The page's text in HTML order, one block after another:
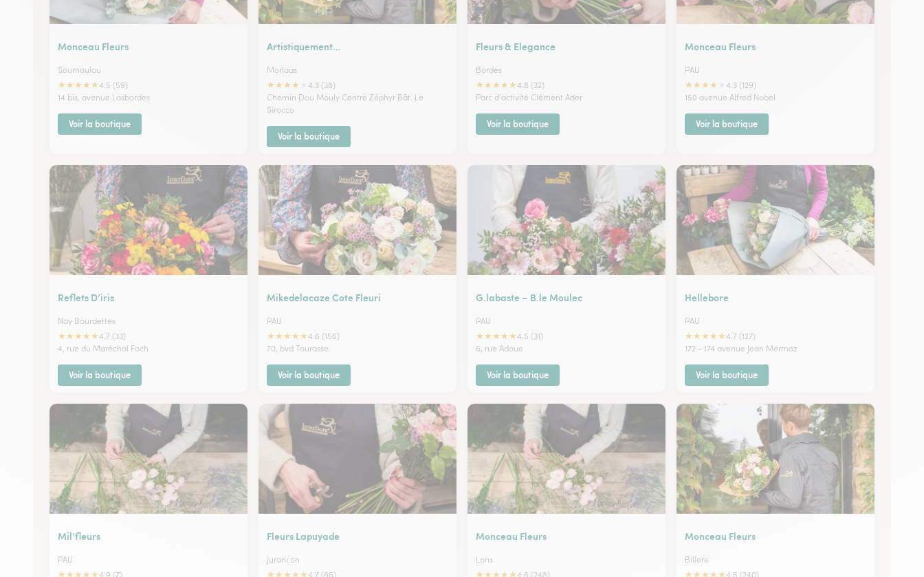
Monceau Fleurs
Soumoulou
★★★★★4.5 (59)
14 bis, avenue Lasbordes
Voir la boutique
Artistiquement…
Morlaas
★★★★
4.3 (38)
Chemin Dou Mouly Centre Zéphyr Bât. Le
Sirocco
Voir la boutique
Fleurs & Elegance
Bordes
★★★★★4.8 (32)
Parc d'activité Clément Ader
Voir la boutique
Monceau Fleurs
PAU
★★★★
4.3 (129)
150 avenue Alfred Nobel
Voir la boutique
Reflets D’iris
Nay Bourdettes
★★★★★4.7 (33)
4, rue du Maréchal Foch
Voir la boutique
Mikedelacaze Cote Fleuri
PAU
★★★★★4.6 (156)
70, bvd Tourasse
Voir la boutique
G.labaste – B.le Moulec
PAU
★★★★★4.5 (31)
6, rue Adoue
Voir la boutique
Hellebore
PAU
★★★★★4.7 (127)
172 - 174 avenue Jean Mermoz
Voir la boutique
Mil’fleurs
PAU
★★★★★4.9 (7)
Fleurs Lapuyade
Jurancon
★★★★★4.7 (66)
Monceau Fleurs
Lons
★★★★★4.6 (248)
Monceau Fleurs
Billere
★★★★★4.5 (240)